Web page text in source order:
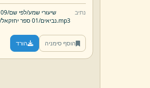
נתיב שיעורי שמע/לפי שם/09 הרב צבי פסח דנציגר/
נביאים/01 ספר יחזקאל/ שיעור רביעי.mp3
הוסף סימניה הורד